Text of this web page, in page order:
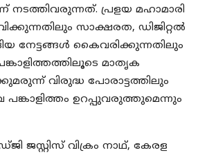
നടത്തിവരുന്നത്. പ്രളയ മഹാമാരി
സാക്ഷരത, ഡിജിറ്റൽ
നേട്ടങ്ങൾ കൈവരിക്കുന്നതിലും
മാതൃക
വിരുദ്ധ പോരാട്ടത്തിലും
ഉറപ്പുവരുത്തുമെന്നും
ജസ്റ്റിസ് വിക്രം നാഥ്, കേരള